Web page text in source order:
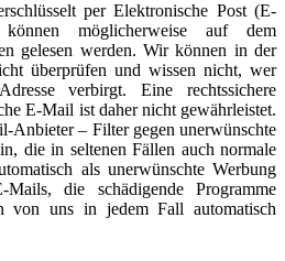
per Elektronische Post (E-
möglicherweise auf dem
gelesen werden. Wir können in der
überprüfen und wissen nicht, wer
verbirgt. Eine rechtssichere
E-Mail ist daher nicht gewährleistet.
Anbieter – Filter gegen unerwünschte
die in seltenen Fällen auch normale
als unerwünschte Werbung
die schädigende Programme
von uns in jedem Fall automatisch